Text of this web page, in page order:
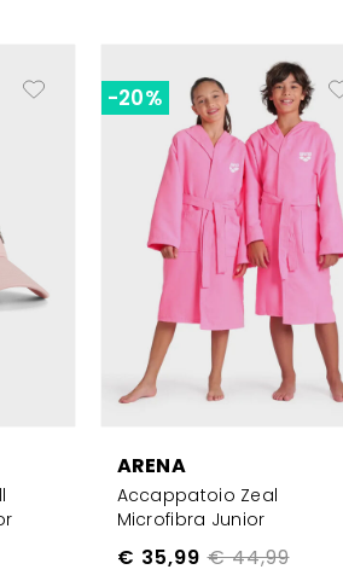
ARENA
Accappatoio Zeal
Microfibra Junior
€ 44,99
€ 35,99
-20%